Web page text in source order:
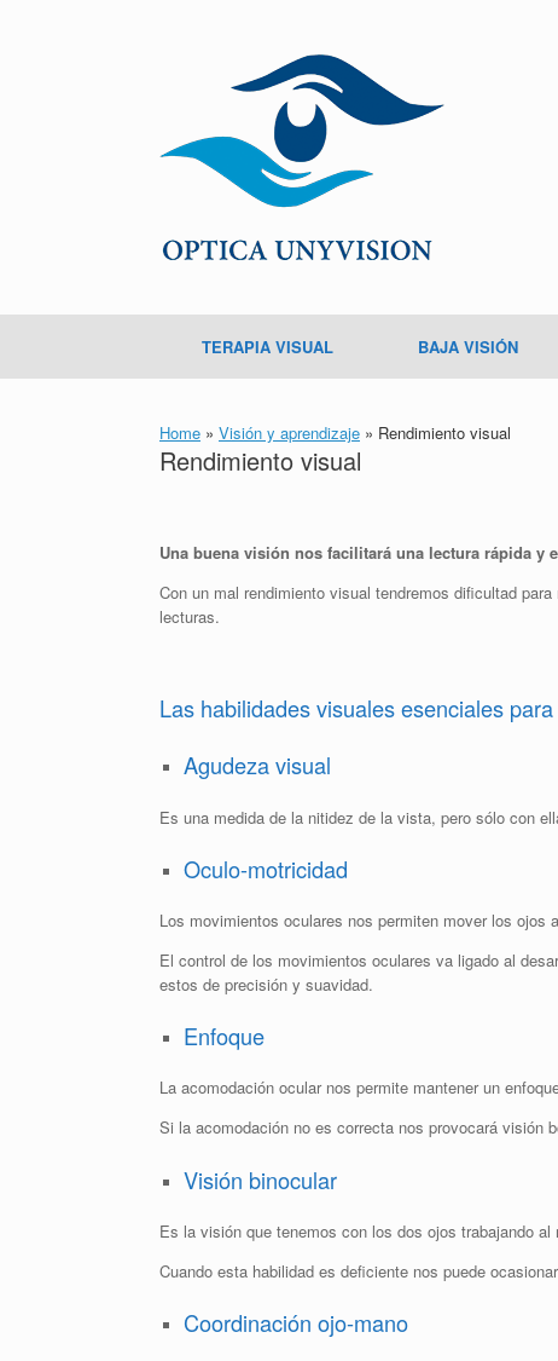
TERAPIA VISUAL BAJA VISIÓN
Home » Visión y aprendizaje » Rendimiento visual
Rendimiento visual
Una buena visión nos facilitará una lectura rápida y
Con un mal rendimiento visual tendremos dificultad
lecturas.
Las habilidades visuales esenciales
Agudeza visual
Es una medida de la nitidez de la vista, pero sólo con
Oculo-motricidad
Los movimientos oculares nos permiten mover los
El control de los movimientos oculares va ligado al
estos de precisión y suavidad.
Enfoque
La acomodación ocular nos permite mantener un
Si la acomodación no es correcta nos provocará visión
Visión binocular
Es la visión que tenemos con los dos ojos trabajando al
Cuando esta habilidad es deficiente nos puede
Coordinación ojo-mano